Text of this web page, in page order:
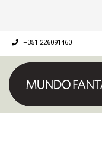
+351 226091460